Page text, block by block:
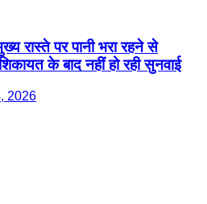
रास्ते पर पानी भरा रहने से
के बाद नहीं हो रही सुनवाई
2026